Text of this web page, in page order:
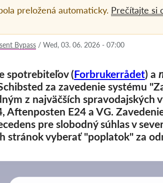
preložená automaticky. Prečítajte si
Bypass / Wed, 03. 06. 2026 - 07:00
spotrebiteľov (Forbrukerrådet) a
za zavedenie systému
z najväčších spravodajských
Aftenposten E24 a VG.
pre slobodný súhlas v
stránok vyberať "poplatok" za